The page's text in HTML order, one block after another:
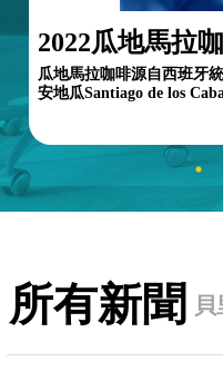
2022瓜地馬拉
瓜地馬拉咖啡源自西班牙
安地瓜Santiago de los
所有新聞